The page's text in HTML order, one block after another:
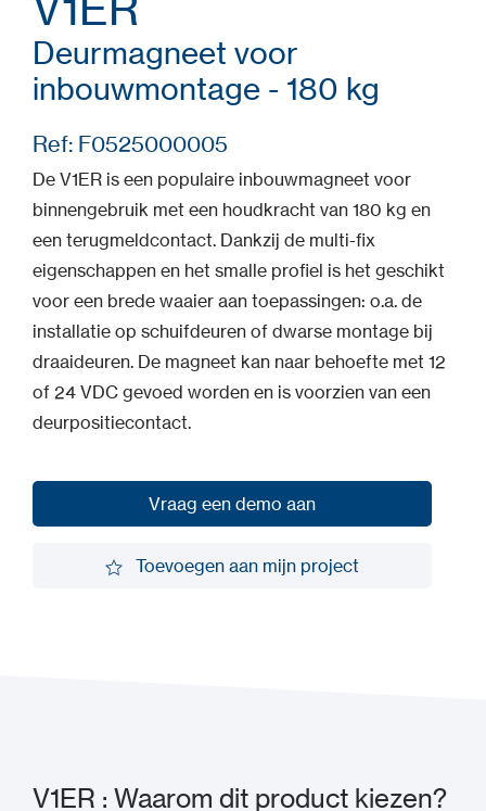
Deurmagneet voor
inbouwmontage - 180 kg
Ref: F0525000005
De V1ER is een populaire inbouwmagneet voor
binnengebruik met een houdkracht van 180 kg en
een terugmeldcontact. Dankzij de multi-fix
eigenschappen en het smalle profiel is het geschikt
voor een brede waaier aan toepassingen: o.a. de
installatie op schuifdeuren of dwarse montage bij
draaideuren. De magneet kan naar behoefte met 12
of 24 VDC gevoed worden en is voorzien van een
deurpositiecontact.
Vraag een demo aan
Toevoegen aan mijn project
V1ER : Waarom dit product kiezen?